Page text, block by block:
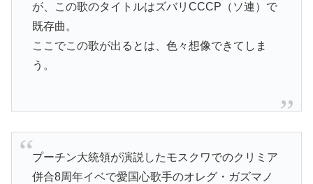
が、この歌のタイトルはズバリСССР（ソ連）で
既存曲。
ここでこの歌が出るとは、色々想像できてしま
う。
プーチン大統領が演説したモスクワでのクリミア
併合8周年イベで愛国心歌手のオレグ・ガズマノ